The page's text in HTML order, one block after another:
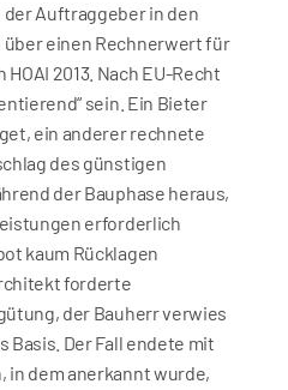
Auftraggeber in den
einen Rechnerwert für
2013. Nach EU-Recht
sein. Ein Bieter
ein anderer rechnete
des günstigen
der Bauphase heraus,
erforderlich
kaum Rücklagen
forderte
der Bauherr verwies
Basis. Der Fall endete mit
in dem anerkannt wurde,